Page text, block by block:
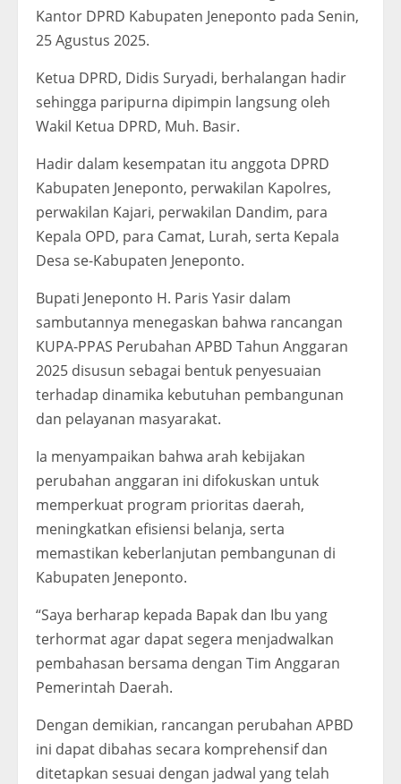
Kantor DPRD Kabupaten Jeneponto pada Senin,
25 Agustus 2025.
Ketua DPRD, Didis Suryadi, berhalangan hadir
sehingga paripurna dipimpin langsung oleh
Wakil Ketua DPRD, Muh. Basir.
Hadir dalam kesempatan itu anggota DPRD
Kabupaten Jeneponto, perwakilan Kapolres,
perwakilan Kajari, perwakilan Dandim, para
Kepala OPD, para Camat, Lurah, serta Kepala
Desa se-Kabupaten Jeneponto.
Bupati Jeneponto H. Paris Yasir dalam
sambutannya menegaskan bahwa rancangan
KUPA-PPAS Perubahan APBD Tahun Anggaran
2025 disusun sebagai bentuk penyesuaian
terhadap dinamika kebutuhan pembangunan
dan pelayanan masyarakat.
Ia menyampaikan bahwa arah kebijakan
perubahan anggaran ini difokuskan untuk
memperkuat program prioritas daerah,
meningkatkan efisiensi belanja, serta
memastikan keberlanjutan pembangunan di
Kabupaten Jeneponto.
“Saya berharap kepada Bapak dan Ibu yang
terhormat agar dapat segera menjadwalkan
pembahasan bersama dengan Tim Anggaran
Pemerintah Daerah.
Dengan demikian, rancangan perubahan APBD
ini dapat dibahas secara komprehensif dan
ditetapkan sesuai dengan jadwal yang telah